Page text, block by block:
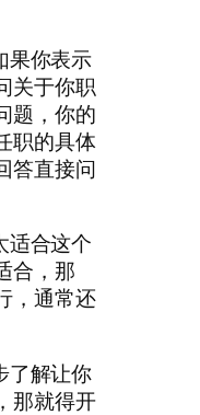
果你表示
关于你职
题，你的
职的具体
答直接问
适合这个
合，那
，通常还
了解让你
那就得开